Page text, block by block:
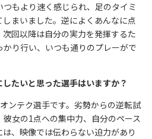
もより速く感じられ、足のタイミ
まいました。逆によくあんなに点
回以降は自分の実力を発揮するた
り行い、いつも通りのプレーがで
たいと思った選手はいますか？
ンテク選手です。劣勢からの逆転試
女の1点への集中力、自分のペース
、映像では伝わらない迫力があり